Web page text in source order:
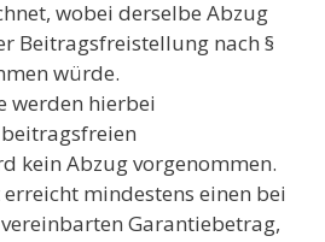
wobei derselbe Abzug
Beitragsfreistellung nach §
würde.
werden hierbei
kein Abzug vorgenommen.
mindestens einen bei
Garantiebetrag,